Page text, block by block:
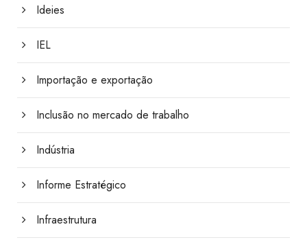
Ideies
IEL
Importação e exportação
Inclusão no mercado de trabalho
Indústria
Informe Estratégico
Infraestrutura